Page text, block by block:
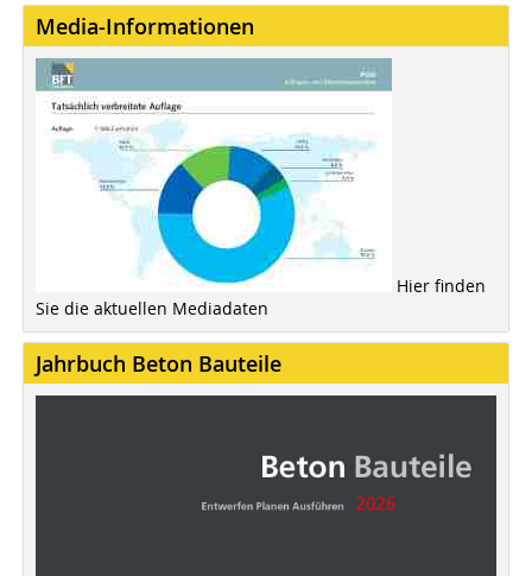
Media-Informationen
Hier finden
Sie die aktuellen Mediadaten
Jahrbuch Beton Bauteile